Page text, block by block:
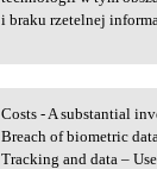
i braku rzetelnej
Costs - A
Costs - A substantial
Breach of biometric
Tracking and data –